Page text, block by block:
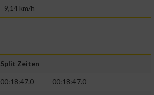
9,14 km/h
Split Zeiten
00:18:47.0 00:18:47.0